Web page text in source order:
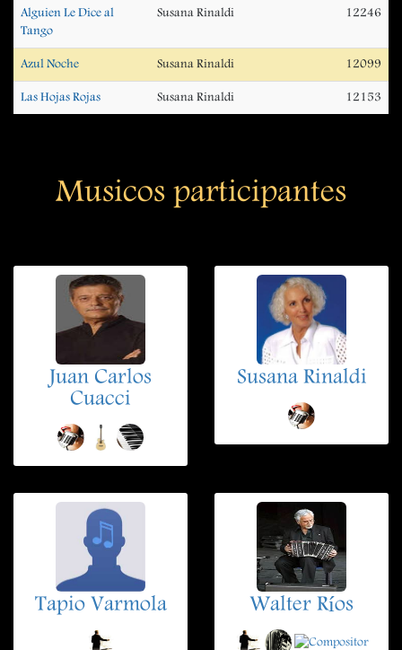
Alguien Le Dice al
Tango
Susana Rinaldi 12246
Azul Noche Susana Rinaldi 12099
Las Hojas Rojas Susana Rinaldi 12153
Musicos participantes
Juan Carlos
Cuacci
Susana Rinaldi
Tapio Varmola Walter Ríos